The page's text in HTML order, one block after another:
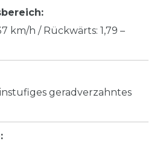
km/h / Rückwärts: 1,79 –
geradverzahntes